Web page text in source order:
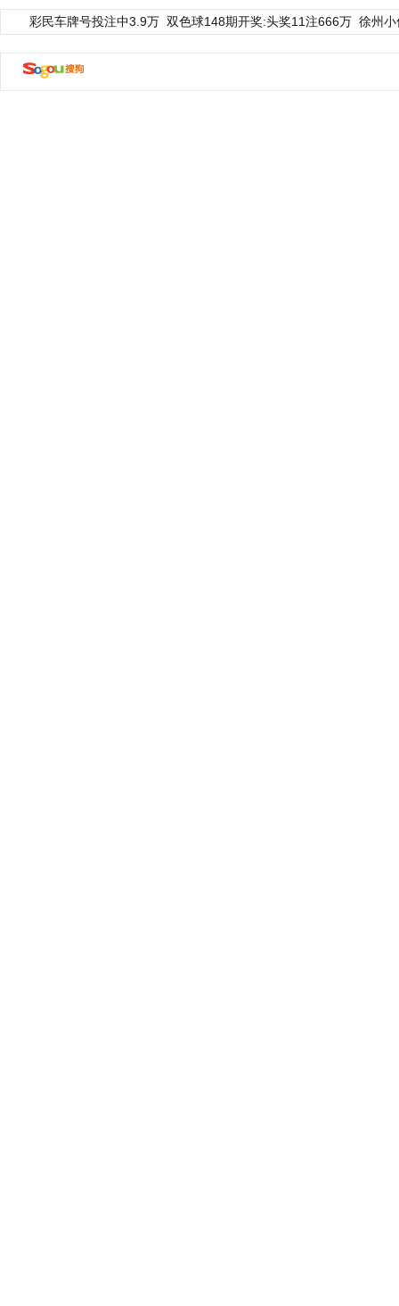
彩民车牌号投注中3.9万 双色球148期开奖:头奖11注666万 徐州